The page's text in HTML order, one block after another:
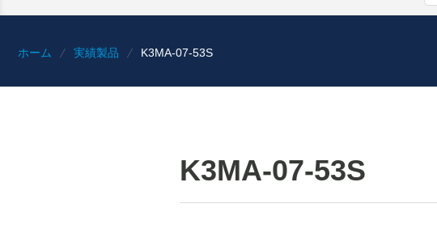
ホーム 実績製品 K3MA-07-53S
K3MA-07-53S